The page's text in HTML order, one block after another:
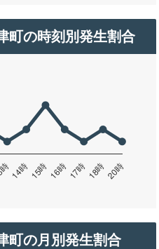
町の時刻別発生割合
町の月別発生割合